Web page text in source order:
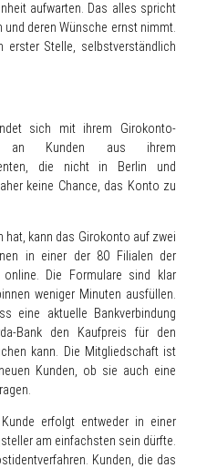
aufwarten. Das alles spricht
deren Wünsche ernst nimmt.
erster Stelle, selbstverständlich
sich mit ihrem Girokonto-
an Kunden aus ihrem
die nicht in Berlin und
keine Chance, das Konto zu
hat, kann das Girokonto auf zwei
in einer der 80 Filialen der
online. Die Formulare sind klar
weniger Minuten ausfüllen.
eine aktuelle Bankverbindung
Bank den Kaufpreis für den
kann. Die Mitgliedschaft ist
Kunden, ob sie auch eine
erfolgt entweder in einer
am einfachsten sein dürfte.
Kunden, die das